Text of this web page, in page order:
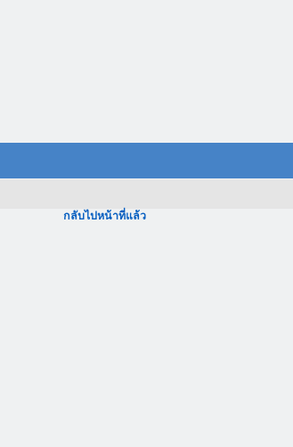
กลับไปหน้าที่แล้ว